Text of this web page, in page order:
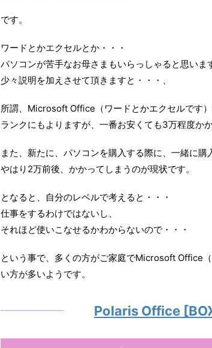
です。
ワードとかエクセルとか・・・
パソコンが苦手なお母さまもいらっしゃると思いま
少々説明を加えさせて頂きますと・・・、
所謂、 Microsoft Office（ワードとかエクセルです
ランクにもよりますが、一番お安くても3万程度か
また、新たに、パソコンを購入する際に、一緒に購
やはり2万前後、かかってしまうのが現状です。
となると、自分のレベルで考えると・・・
仕事をするわけではないし、
それほど使いこなせるかわからないので・・・
という事で、多くの方がご家庭でMicrosoft Office
い方が多いようです。
Polaris Office